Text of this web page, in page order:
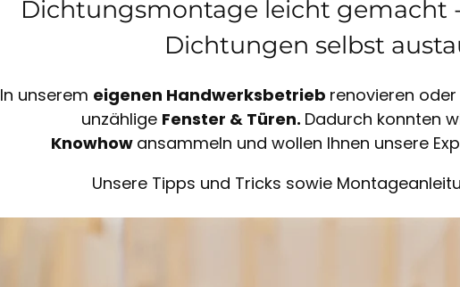
Dichtungsmontage leicht gemacht
Dichtungen selbst
In unserem eigenen Handwerksbetrieb renovieren
unzählige Fenster & Türen. Dadurch konnten
Knowhow ansammeln und wollen Ihnen unsere
Unsere Tipps und Tricks sowie